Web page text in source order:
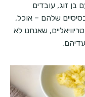
בן זוג, עובדים
שלהם – אוכל,
שאנחנו לא